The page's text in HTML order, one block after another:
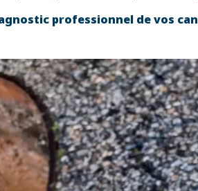
professionnel de vos